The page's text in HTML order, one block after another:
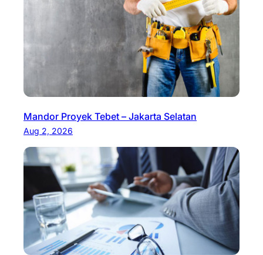
Mandor Proyek Tebet – Jakarta Selatan
Aug 2, 2026